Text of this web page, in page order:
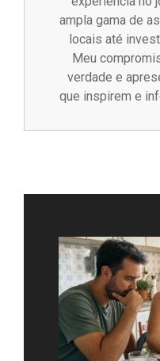
ampla gama de
locais até
Meu
verdade e
que inspirem e